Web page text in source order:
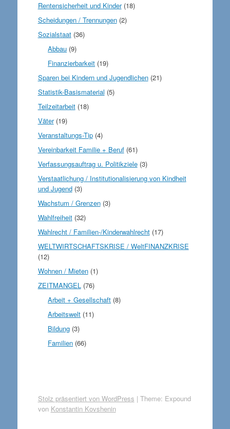
Rentensicherheit und Kinder(18)
Scheidungen / Trennungen(2)
Sozialstaat(36)
Abbau (9)
Finanzierbarkeit (19)
Sparen bei Kindern und Jugendlichen(21)
Statistik-Basismaterial (5)
Teilzeitarbeit(18)
Väter(19)
Veranstaltungs-Tip(4)
Vereinbarkeit Familie + Beruf(61)
Verfassungsauftrag u. Politikziele(3)
Verstaatlichung / Institutionalisierung von Kindheit
und Jugend(3)
Wachstum / Grenzen(3)
Wahlfreiheit(32)
Wahlrecht / Familien-/Kinderwahlrecht(17)
WELTWIRTSCHAFTSKRISE / WeltFINANZKRISE
(12)
Wohnen / Mieten(1)
ZEITMANGEL(76)
Arbeit + Gesellschaft (8)
Arbeitswelt (11)
Bildung (3)
Familien (66)
Stolz präsentiert von WordPress | Theme: Expound
von Konstantin Kovshenin